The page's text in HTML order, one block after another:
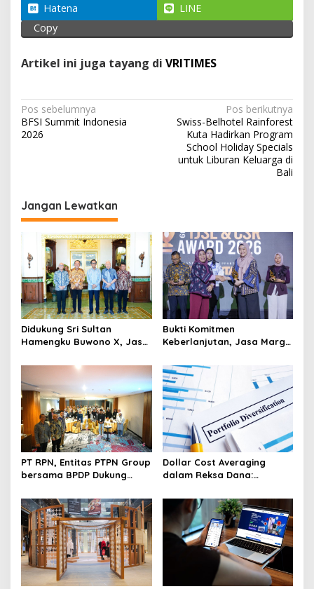
p
p
o
k
m
Hatena
LINE
Copy
Artikel ini juga tayang di VRITIMES
N
a
a
s
p
o
s
Pos sebelumnya
BFSI Summit Indonesia
2026
Pos berikutnya
Swiss-Belhotel Rainforest
Kuta Hadirkan Program
School Holiday Specials
untuk Liburan Keluarga di
Bali
Jangan Lewatkan
Didukung Sri Sultan
Hamengku Buwono X, Jasa
Pengembangan Akses
Bokoharjo Tol Jogja-Solo
untuk Dukung Konektivitas
DIY
Bukti Komitmen
Keberlanjutan, Jasa Marga
6th TJSL & CSR Award 2026
PT RPN, Entitas PTPN Group
bersama BPDP Dukung
melalui Workshop Pangan
Sehat Berbasis Minyak
Sawit
Dollar Cost Averaging
dalam Reksa Dana:
untuk Pemula